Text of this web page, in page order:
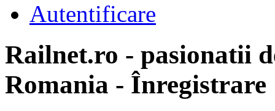
Autentificare
Railnet.ro - pasionatii
Romania - Înregistrare